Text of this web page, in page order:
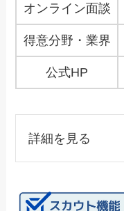
オンライン面談
得意分野・業界
公式HP
詳細を見る